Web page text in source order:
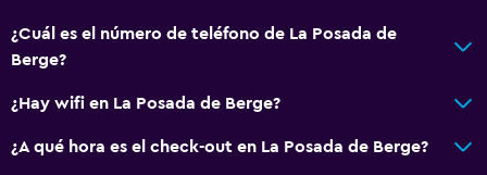
¿Cuál es el número de teléfono de La Posada de
Berge?
¿Hay wifi en La Posada de Berge?
¿A qué hora es el check-out en La Posada de Berge?